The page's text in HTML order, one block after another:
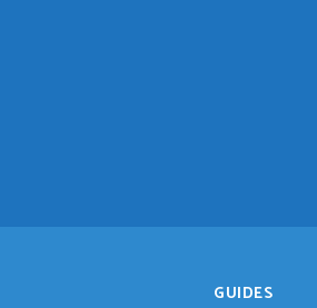
GUIDES